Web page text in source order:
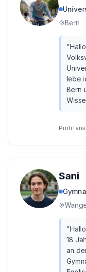
Bern
"
lebe
Bern
Profil
Sani
"
18
an